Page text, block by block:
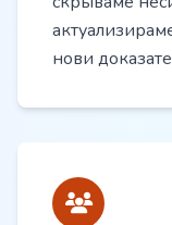
нови